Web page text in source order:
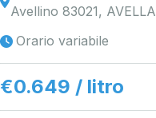
Avellino 83021, AVELLA
Orario variabile
€0.649 / litro